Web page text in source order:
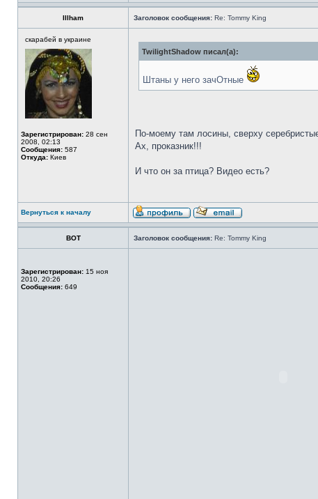
Illham Заголовок сообщения: Re: Tommy King
скарабей в украине
Зарегистрирован: 28 сен
2008, 02:13
Сообщения: 587
Откуда: Киев
TwilightShadow писал(а):
Штаны у него зачОтные
По-моему там лосины, сверху
Ах, проказник!!!
И что он за птица? Видео есть?
Вернуться к началу
BOT Заголовок сообщения: Re: Tommy King
Зарегистрирован: 15 ноя
2010, 20:26
Сообщения: 649